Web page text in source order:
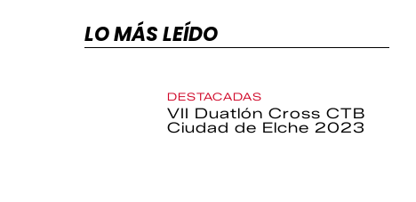
LO MÁS LEÍDO
DESTACADAS
VII Duatlón Cross CTB
Ciudad de Elche 2023